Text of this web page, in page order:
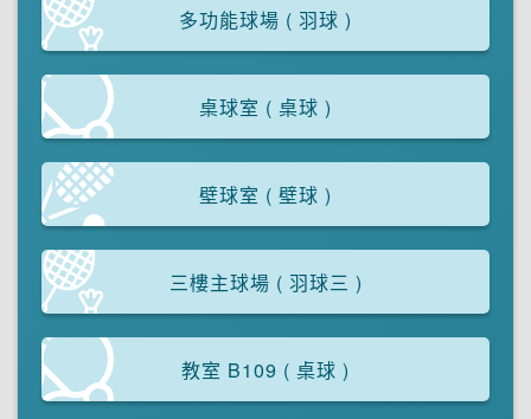
新訊公告
文件專區
多功能球場 ( 羽球 )
桌球室 ( 桌球 )
壁球室 ( 壁球 )
三樓主球場 ( 羽球三 )
教室 B109 ( 桌球 )